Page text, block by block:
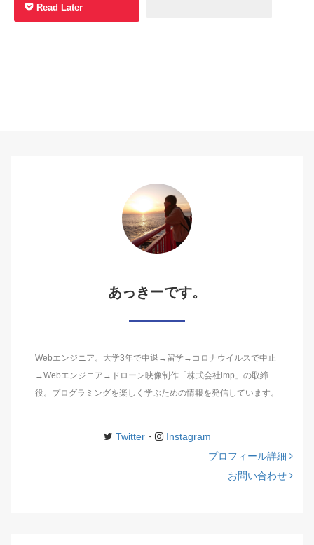
Read Later
あっきーです。
Webエンジニア。大学3年で中退→留学→コロナウイルスで中止
→Webエンジニア→ドローン映像制作「株式会社imp」の取締
役。プログラミングを楽しく学ぶための情報を発信しています。
Twitter・
Instagram
プロフィール詳細
お問い合わせ